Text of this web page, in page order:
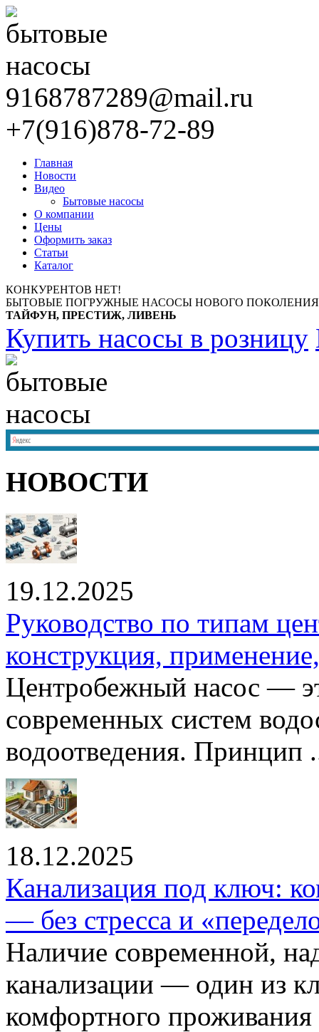
9168787289@mail.ru
+7(916)878-72-89
Главная
Новости
Видео
Бытовые насосы
О компании
Цены
Оформить заказ
Статьи
Каталог
КОНКУРЕНТОВ НЕТ!
БЫТОВЫЕ ПОГРУЖНЫЕ НАСОСЫ НОВОГО
ТАЙФУН, ПРЕСТИЖ, ЛИВЕНЬ
Купить насосы в розницу
НОВОСТИ
19.12.2025
Руководство по типам
конструкция,
Центробежный насос —
современных систем
водоотведения. Принцип
18.12.2025
Канализация под ключ:
— без стресса и
Наличие современной,
канализации — один из
комфортного проживания